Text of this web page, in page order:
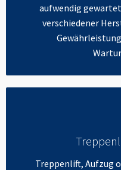
aufwendig
verschiedener
Treppenlift, Aufzug